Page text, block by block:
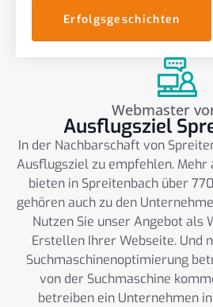
Erfolgsgeschichten
Webmaster
Ausflugsziel
In der Nachbarschaft von
Ausflugsziel zu empfehlen.
bieten in Spreitenbach über
gehören auch zu den
Nutzen Sie unser Angebot als
Erstellen Ihrer Webseite. Und
Suchmaschinenoptimierung
von der Suchmaschine
betreiben ein Unternehmen